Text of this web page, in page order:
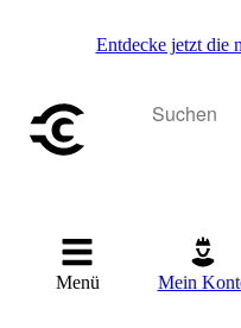
Entdecke jetzt die
Menü Mein